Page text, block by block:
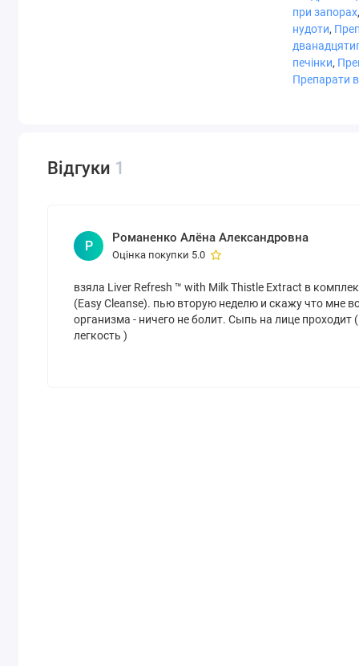
(Silybum marianum) (Фрукти / Насіння)
L-глутатіон (зменшений) (Setria)
для поліфенолів)
Альфа-ліпоєва кислота
L-карнітин (з тартрату L-карнітину)
Scute (Root) (Scutellaria baicalensis)
Schisandra (Фрукти) (Schisandra chinensis)
при запорах,
нудоти,
печінки,
Препарати
Відгуки 1
Р
Романенко Алёна Александровна
Оцінка покупки 5.0
взяла Liver Refresh ™ with Milk Thistle Extract в
(Easy Cleanse). пью вторую неделю и скажу что мне
организма - ничего не болит. Сыпь на лице проходит
легкость )